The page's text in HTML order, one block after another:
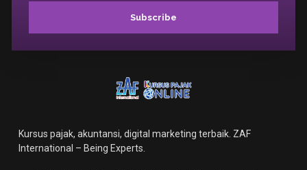
Subscribe
Kursus pajak, akuntansi, digital marketing terbaik. ZAF
International – Being Experts.